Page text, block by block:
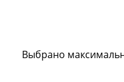
Выбрано